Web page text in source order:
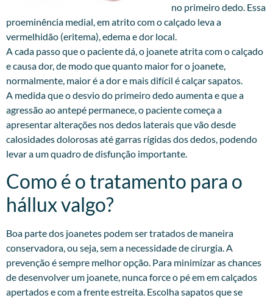
no primeiro dedo. Essa
proeminência medial, em atrito com o calçado leva a
vermelhidão (eritema), edema e dor local.
A cada passo que o paciente dá, o joanete atrita com o calçado
e causa dor, de modo que quanto maior for o joanete,
normalmente, maior é a dor e mais difícil é calçar sapatos.
A medida que o desvio do primeiro dedo aumenta e que a
agressão ao antepé permanece, o paciente começa a
apresentar alterações nos dedos laterais que vão desde
calosidades dolorosas até garras rígidas dos dedos, podendo
levar a um quadro de disfunção importante.
Como é o tratamento para o
hállux valgo?
Boa parte dos joanetes podem ser tratados de maneira
conservadora, ou seja, sem a necessidade de cirurgia. A
prevenção é sempre melhor opção. Para minimizar as chances
de desenvolver um joanete, nunca force o pé em em calçados
apertados e com a frente estreita. Escolha sapatos que se